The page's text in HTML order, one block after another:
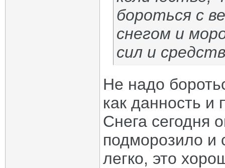
бороться с
снегом и
сил и
Не надо
как данность и
Снега сегодня
подморозило и
легко, это